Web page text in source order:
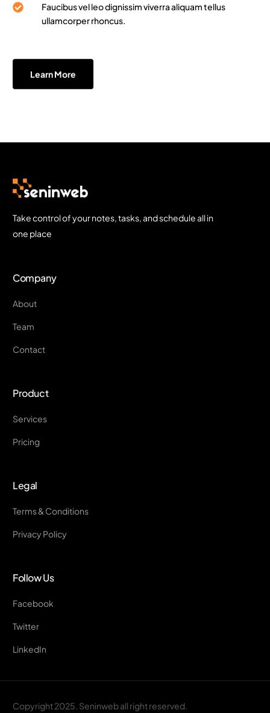
Faucibus vel leo dignissim viverra aliquam tellus
ullamcorper rhoncus.
Learn More
Take control of your notes, tasks, and schedule all in
one place
Company
About
Team
Contact
Product
Services
Pricing
Legal
Terms & Conditions
Privacy Policy
Follow Us
Facebook
Twitter
LinkedIn
Copyright 2025. Seninweb all right reserved.
CONTACT US